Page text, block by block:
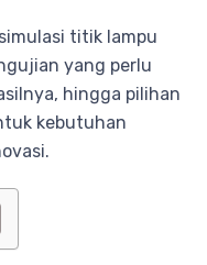
titik lampu
yang perlu
hingga pilihan
kebutuhan